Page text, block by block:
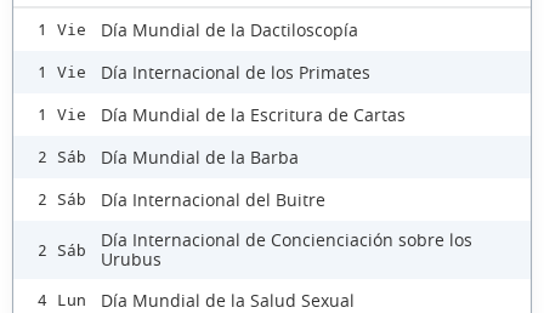
1 Vie Día Mundial de la Dactiloscopía
1 Vie Día Internacional de los Primates
1 Vie Día Mundial de la Escritura de Cartas
2 Sáb Día Mundial de la Barba
2 Sáb Día Internacional del Buitre
2 Sáb
Día Internacional de Concienciación sobre los
Urubus
4 Lun Día Mundial de la Salud Sexual